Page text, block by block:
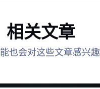
相关文章
也会对这些文章感兴趣